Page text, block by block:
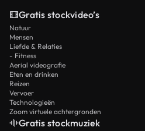
Gratis stockvideo’s
Natuur
Mensen
Liefde & Relaties
- Fitness
Aerial videografie
Eten en drinken
Reizen
Vervoer
Technologieën
Zoom virtuele achtergronden
Gratis stockmuziek